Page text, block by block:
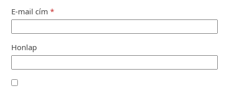
E-mail cím*
Honlap